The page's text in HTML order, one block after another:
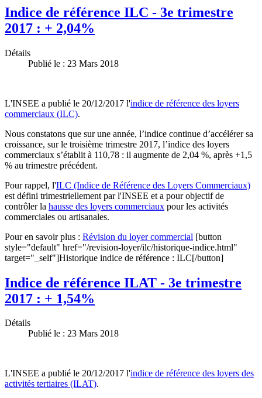
Indice de référence ILC - 3e trimestre
2017 : + 2,04%
Détails
Publié le : 23 Mars 2018
L'INSEE a publié le 20/12/2017 l'indice de référence des loyers
commerciaux (ILC).
Nous constatons que sur une année, l’indice continue d’accélérer sa
croissance, sur le troisième trimestre 2017, l’indice des loyers
commerciaux s’établit à 110,78 : il augmente de 2,04 %, après +1,5
% au trimestre précédent.
Pour rappel, l'ILC (Indice de Référence des Loyers Commerciaux)
est défini trimestriellement par l'INSEE et a pour objectif de
contrôler la hausse des loyers commerciaux pour les activités
commerciales ou artisanales.
Pour en savoir plus : Révision du loyer commercial [button
style="default" href="/revision-loyer/ilc/historique-indice.html"
target="_self"]Historique indice de référence : ILC[/button]
Indice de référence ILAT - 3e trimestre
2017 : + 1,54%
Détails
Publié le : 23 Mars 2018
L'INSEE a publié le 20/12/2017 l'indice de référence des loyers des
activités tertiaires (ILAT).